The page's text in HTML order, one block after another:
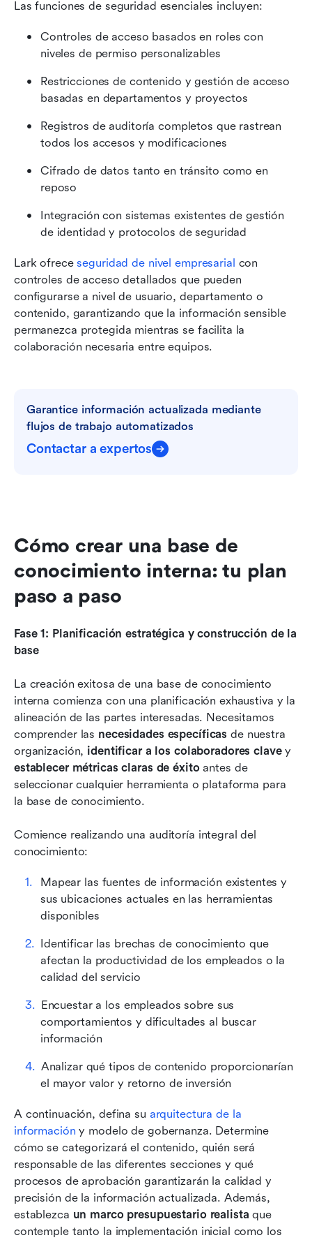
Las funciones de seguridad esenciales incluyen:
Controles de acceso basados en roles con
niveles de permiso personalizables
Restricciones de contenido y gestión de acceso
basadas en departamentos y proyectos
Registros de auditoría completos que rastrean
todos los accesos y modificaciones
Cifrado de datos tanto en tránsito como en
reposo
Integración con sistemas existentes de gestión
de identidad y protocolos de seguridad
Lark ofrece seguridad de nivel empresarial con
controles de acceso detallados que pueden
configurarse a nivel de usuario, departamento o
contenido, garantizando que la información sensible
permanezca protegida mientras se facilita la
colaboración necesaria entre equipos.
Garantice información actualizada mediante
flujos de trabajo automatizados
Contactar a expertos
Cómo crear una base de
conocimiento interna: tu plan
paso a paso
Fase 1: Planificación estratégica y construcción de la
base
La creación exitosa de una base de conocimiento
interna comienza con una planificación exhaustiva y la
alineación de las partes interesadas. Necesitamos
comprender las necesidades específicas de nuestra
organización, identificar a los colaboradores clave
establecer métricas claras de éxito antes de
seleccionar cualquier herramienta o plataforma para
la base de conocimiento.
Comience realizando una auditoría integral del
conocimiento:
Mapear las fuentes de información existentes y
sus ubicaciones actuales en las herramientas
disponibles
Identificar las brechas de conocimiento que
afectan la productividad de los empleados o la
calidad del servicio
Encuestar a los empleados sobre sus
comportamientos y dificultades al buscar
información
Analizar qué tipos de contenido proporcionarían
el mayor valor y retorno de inversión
A continuación, defina su arquitectura de la
información y modelo de gobernanza. Determine
cómo se categorizará el contenido, quién será
responsable de las diferentes secciones y qué
procesos de aprobación garantizarán la calidad y
precisión de la información actualizada. Además,
establezca un marco presupuestario realista que
contemple tanto la implementación inicial como los